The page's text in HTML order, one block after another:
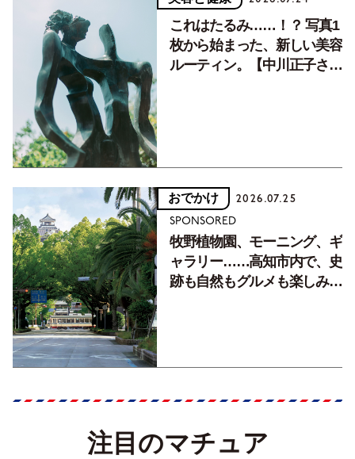
これはたるみ……！？ 写真1
枚から始まった、新しい美容
ルーティン。【中川正子さん
おでかけ 2026.07.25
SPONSORED
牧野植物園、モーニング、ギ
ャラリー……高知市内で、史
跡も自然もグルメも楽しみ尽
注目のマチュア